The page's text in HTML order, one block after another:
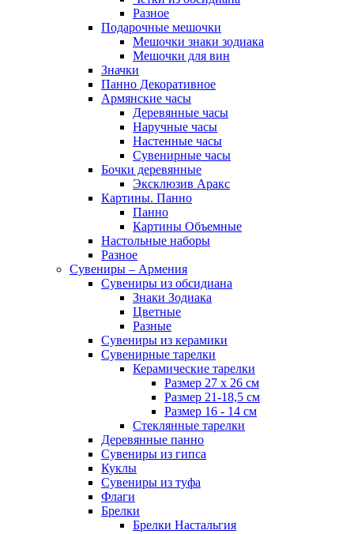
Разное
Подарочные мешочки
Мешочки знаки зодиака
Мешочки для вин
Значки
Панно Декоративное
Армянские часы
Деревянные часы
Наручные часы
Настенные часы
Сувенирные часы
Бочки деревянные
Эксклюзив Аракс
Картины. Панно
Панно
Картины Объемные
Настольные наборы
Разное
Сувениры – Армения
Сувениры из обсидиана
Знаки Зодиака
Цветные
Разные
Сувениры из керамики
Сувенирные тарелки
Керамические тарелки
Размер 27 х 26 см
Размер 21-18,5 см
Размер 16 - 14 см
Стеклянные тарелки
Деревянные панно
Сувениры из гипса
Куклы
Сувениры из туфа
Флаги
Брелки
Брелки Настальгия